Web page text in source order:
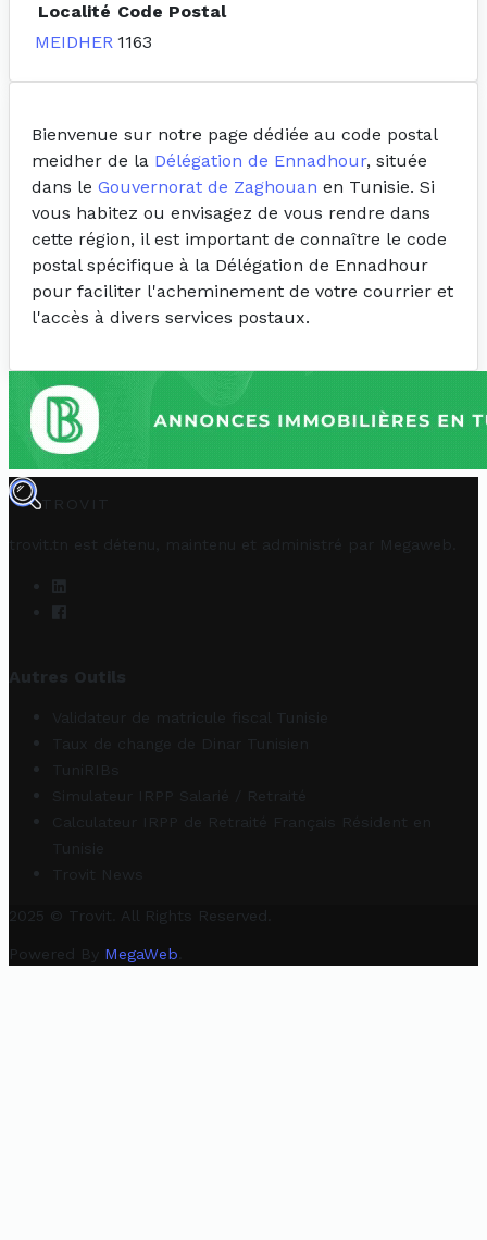
Localité Code Postal
MEIDHER 1163
Bienvenue sur notre page dédiée au code postal
meidher de la Délégation de Ennadhour, située
dans le Gouvernorat de Zaghouan en Tunisie. Si
vous habitez ou envisagez de vous rendre dans
cette région, il est important de connaître le code
postal spécifique à la Délégation de Ennadhour
pour faciliter l'acheminement de votre courrier et
l'accès à divers services postaux.
TROVIT
trovit.tn est détenu, maintenu et administré par Megaweb
Autres Outils
Validateur de matricule fiscal Tunisie
Taux de change de Dinar Tunisien
TuniRIBs
Simulateur IRPP Salarié / Retraité
Calculateur IRPP de Retraité Français Résident en
Tunisie
Trovit News
2025 © Trovit. All Rights Reserved.
Powered By MegaWeb